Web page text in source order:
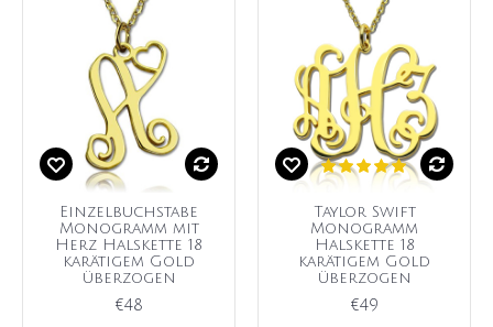
Einzelbuchstabe
Monogramm mit
Herz Halskette 18
karätigem Gold
überzogen
€48
Taylor Swift
Monogramm
Halskette 18
karätigem Gold
überzogen
€49